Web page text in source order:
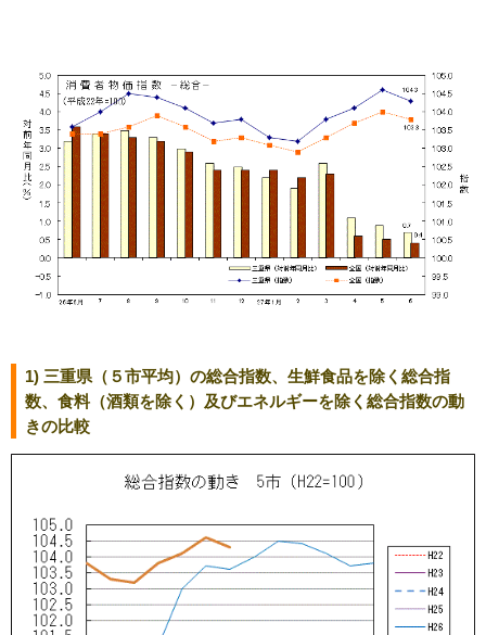
1) 三重県（５市平均）の総合指数、生鮮食品を除く総合指
数、食料（酒類を除く）及びエネルギーを除く総合指数の動
きの比較